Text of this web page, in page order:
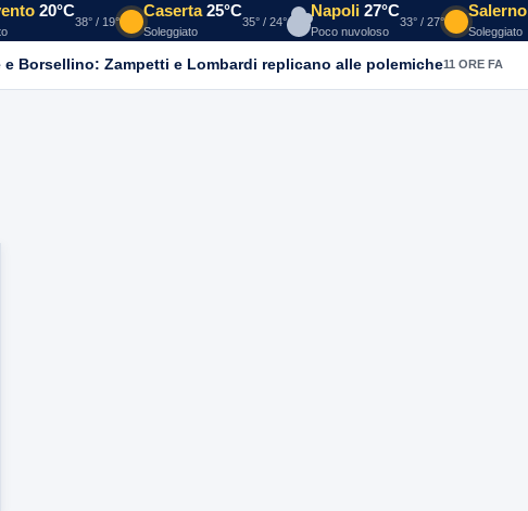
20°C
38° / 19°
Caserta 25°C
Soleggiato
35° / 24°
Napoli 27°C
Poco nuvoloso
33° / 27°
Salerno
Soleggiato
Borsellino: Zampetti e Lombardi replicano alle polemiche11 ORE FA